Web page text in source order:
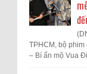
TPHCM, bộ
– Bí ẩn mộ Vua